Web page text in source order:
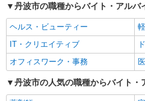
経験者・有資格者歓迎
主婦・主夫歓迎
学歴不問
ミドル（40代～）活躍中
高収入・高額
丹波市の職種からバイト・アルバ
ヘルス・ビューティー
IT・クリエイティブ
オフィスワーク・事務
丹波市の人気の職種からバイト・